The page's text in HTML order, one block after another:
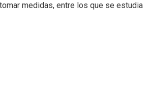
medidas, entre los que se estudia